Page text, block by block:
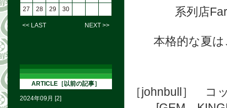
系列店
本格的な夏
［johnbull］ コ
27
28 29 30
<< LAST NEXT >>
ARTICLE［以前の記事］
2024年09月 [2]